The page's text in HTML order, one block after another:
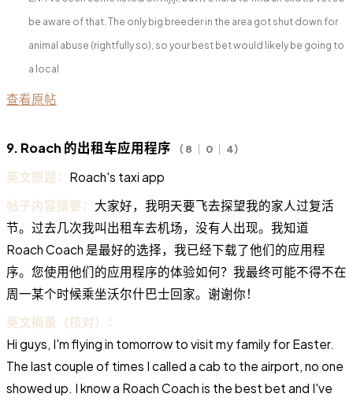
be aware of that. The only big breeder in the area got shut down for
animal abuse (rightfully so), so your best bet would likely be going to
a local
查看原帖
9. Roach 的出租车应用程序 （ 8 ｜ 0 ｜ 4）
英文原题： Roach's taxi app
帖子内容摘要： 大家好，我明天要飞去探望我的家人过复活
节。过去几次我叫出租车去机场，没有人出现。我知道
Roach Coach 是最好的选择，我已经下载了他们的应用程
序。您使用他们的应用程序的体验如何？我最终可能不得不在
周一某个时候乘坐沃尔什巴士回家。谢谢你！
英文摘录（核对）：
Hi guys, I'm flying in tomorrow to visit my family for Easter.
The last couple of times I called a cab to the airport, no one
showed up. I know a Roach Coach is the best bet and I've